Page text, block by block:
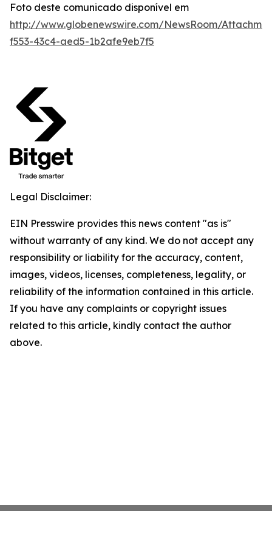
Foto deste comunicado disponível em
http://www.globenewswire.com/NewsRoom/
f553-43c4-aed5-1b2afe9eb7f5
Legal Disclaimer:
EIN Presswire provides this news content "as is"
without warranty of any kind. We do not accept any
responsibility or liability for the accuracy, content,
images, videos, licenses, completeness, legality, or
reliability of the information contained in this article.
If you have any complaints or copyright issues
related to this article, kindly contact the author
above.